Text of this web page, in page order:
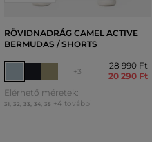
RÖVIDNADRÁG CAMEL ACTIVE
BERMUDAS / SHORTS
+3
28 990 Ft
20 290 Ft
Elérhető méretek:
31 32 33 34, 35 +4 további